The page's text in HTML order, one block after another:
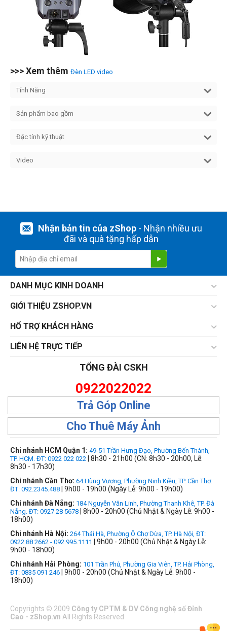
>>> Xem thêm Đèn LED video
Tính Năng
Sản phẩm bao gồm
Đặc tính kỹ thuật
Video
Nhận bản tin của zShop- Nhận nhiều ưu
đãi và quà tặng hấp dẫn
DANH MỤC KINH DOANH
GIỚI THIỆU ZSHOP.VN
HỔ TRỢ KHÁCH HÀNG
LIÊN HỆ TRỰC TIẾP
TỔNG ĐÀI CSKH
0922022022
Trả Góp Online
Cho Thuê Máy Ảnh
Chi nhánh HCM Quận 1: 49-51 Trần Hưng Đạo, Phường Bến Thành,
TP. HCM. ĐT: 0922 022 022 | 8h30 - 21h00 (CN: 8h30 - 20h00, Lễ:
8h30 - 17h30)
Chi nhánh Cần Thơ: 64 Hùng Vương, Phường Ninh Kiều, TP. Cần Thơ.
ĐT: 092.2345.488 | 9h00 - 19h00 (Ngày Lễ: 9h00 - 19h00)
Chi nhánh Đà Nẵng: 184 Nguyễn Văn Linh, Phường Thanh Khê, TP. Đà
Nẵng. ĐT: 0927 28 5678 | 8h00 - 20h00 (Chủ Nhật & Ngày Lễ: 9h00 -
18h00)
Chi nhánh Hà Nội: 264 Thái Hà, Phường Ô Chợ Dừa, TP. Hà Nội, ĐT:
0922 88 2662 - 092.995.1111
| 9h00 - 20h00 (Chủ Nhật & Ngày Lễ:
9h00 - 18h00)
Chi nhánh Hải Phòng: 101 Trần Phú, Phường Gia Viên, TP. Hải Phòng,
ĐT: 0835 091 246 | 9h00 - 20h00 (Chủ Nhật & Ngày Lễ: 9h00 -
18h00)
Copyrights © 2009 Công ty CPTM & DV Công nghệ số Đỉnh
Cao - zShop.vn All Rights Reserved